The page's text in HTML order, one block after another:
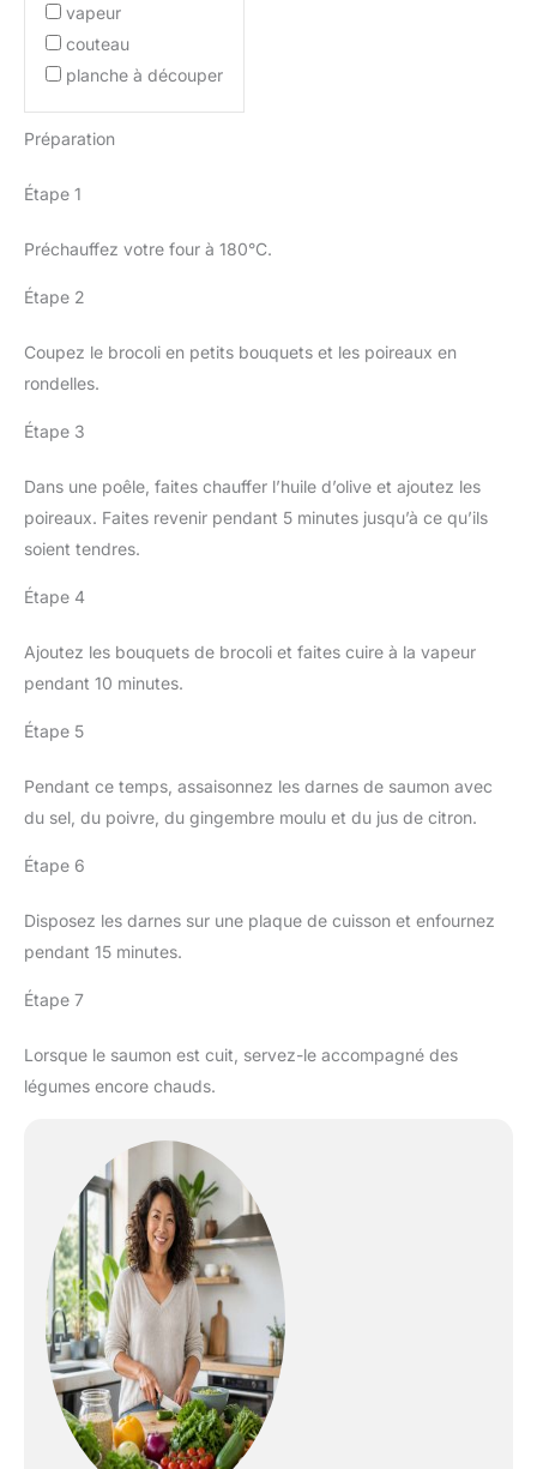
vapeur
couteau
planche à découper
Préparation
Étape 1
Préchauffez votre four à 180°C.
Étape 2
Coupez le brocoli en petits bouquets et les poireaux en
rondelles.
Étape 3
Dans une poêle, faites chauffer l’huile d’olive et ajoutez les
poireaux. Faites revenir pendant 5 minutes jusqu’à ce qu’ils
soient tendres.
Étape 4
Ajoutez les bouquets de brocoli et faites cuire à la vapeur
pendant 10 minutes.
Étape 5
Pendant ce temps, assaisonnez les darnes de saumon avec
du sel, du poivre, du gingembre moulu et du jus de citron.
Étape 6
Disposez les darnes sur une plaque de cuisson et enfournez
pendant 15 minutes.
Étape 7
Lorsque le saumon est cuit, servez-le accompagné des
légumes encore chauds.